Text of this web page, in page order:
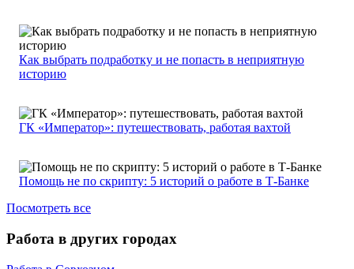
Как выбрать подработку и не попасть в неприятную
историю
ГК «Император»: путешествовать, работая вахтой
Помощь не по скрипту: 5 историй о работе в Т-Банке
Посмотреть все
Работа в других городах